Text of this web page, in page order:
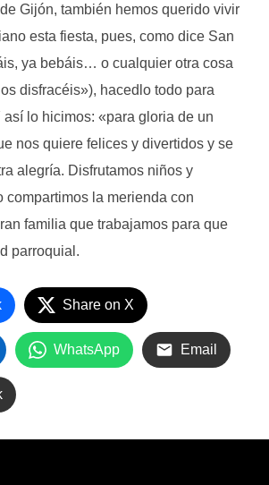
Gijón, también hemos querido vivir
esta fiesta, pues, como dice San
ya bebáis… o cualquier otra cosa
disfracéis»), hacedlo todo para
lo hicimos: «para gloria de un
nos quiere felices y divertidos y se
alegría. Disfrutamos niños y
compartimos la merienda con
familia que trabajamos para que
parroquial.
Share on X
WhatsApp Email